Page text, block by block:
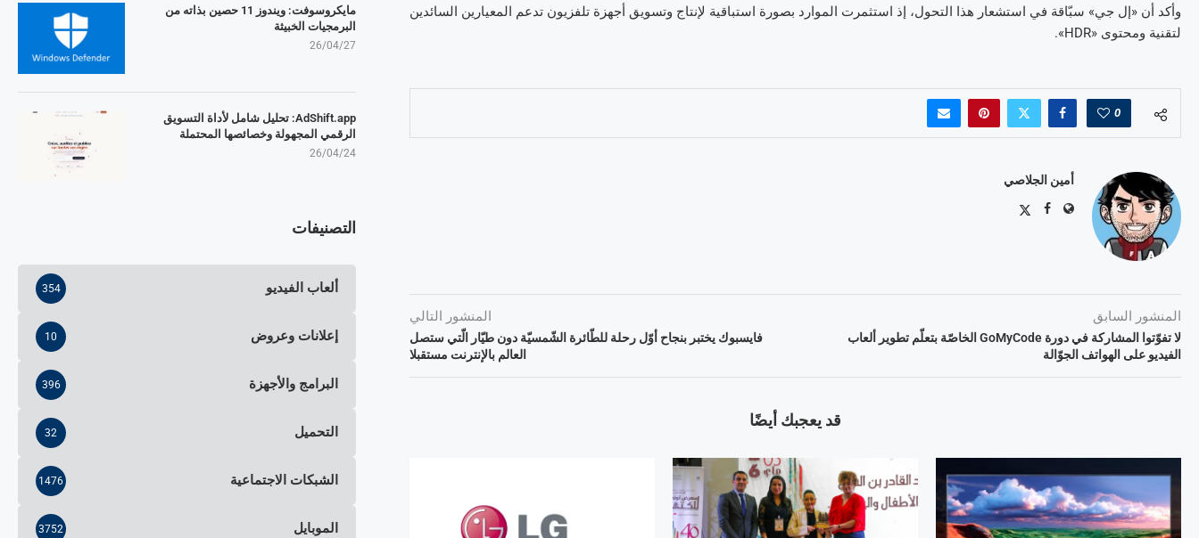
وأكد أن «إل جي» سبّاقة في استشعار هذا التحول، إذ استثمرت الموارد بصورة استباقية لإنتاج وتسويق أجهزة تلفزيون تدعم المعيارين السائدين
لتقنية ومحتوى «HDR».
0
أمين الجلاصي
المنشور السابق
لا تفوّتوا المشاركة في دورة GoMyCode الخاصّة بتعلّم تطوير ألعاب
الفيديو على الهواتف الجوّالة
المنشور التالي
فايسبوك يختبر بنجاح أوّل رحلة للطّائرة الشّمسيّة دون طيّار الّتي ستصل
العالم بالإنترنت مستقبلا
قد يعجبك أيضًا
مايكروسوفت: ويندوز 11 حصين بذاته من
البرمجيات الخبيثة
26/04/27
AdShift.app: تحليل شامل لأداة التسويق
الرقمي المجهولة وخصائصها المحتملة
26/04/24
التصنيفات
ألعاب الفيديو 354
إعلانات وعروض 10
البرامج والأجهزة 396
التحميل 32
الشبكات الاجتماعية 1476
الموبايل 3752